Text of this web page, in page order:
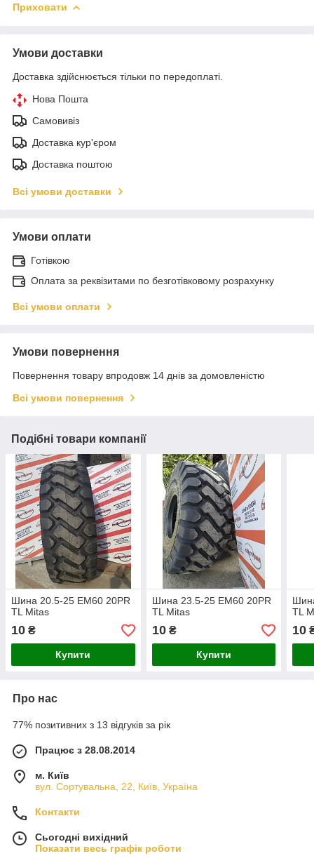
Приховати
Умови доставки
Доставка здійснюється тільки по передоплаті.
Нова Пошта
Самовивіз
Доставка кур'єром
Доставка поштою
Всі умови доставки
Умови оплати
Готівкою
Оплата за реквізитами по безготівковому розрахунку
Всі умови оплати
Умови повернення
Повернення товару впродовж 14 днів за домовленістю
Всі умови повернення
Подібні товари компанії
Шина 20.5-25 EM60 20PR
TL Mitas
10 ₴
Купити
Шина 23.5-25 EM60 20PR
TL Mitas
10₴
Купити
TL
10
Про нас
77% позитивних з 13 відгуків за рік
Працює з 28.08.2014
м. Київ
вул. Сортувальна, 22, Київ, Україна
Контакти
Сьогодні вихідний
Показати весь графік роботи